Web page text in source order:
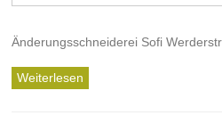
Änderungsschneiderei Sofi
Weiterlesen